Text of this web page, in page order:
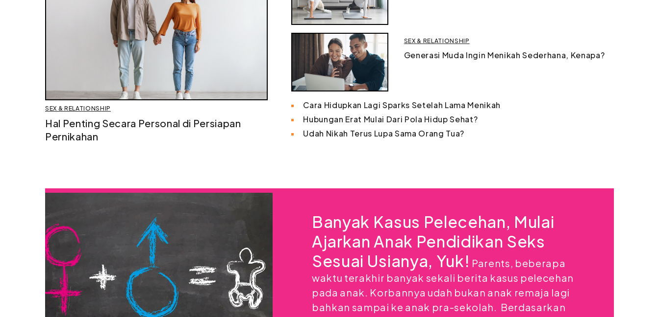
SEX & RELATIONSHIP
Hal Penting Secara Personal di Persiapan
Pernikahan
SEX & RELATIONSHIP
Generasi Muda Ingin Menikah Sederhana, Kenapa?
Cara Hidupkan Lagi Sparks Setelah Lama Menikah
Hubungan Erat Mulai Dari Pola Hidup Sehat?
Udah Nikah Terus Lupa Sama Orang Tua?
Banyak Kasus Pelecehan, Mulai
Ajarkan Anak Pendidikan Seks
Sesuai Usianya, Yuk! Parents, beberapa
waktu terakhir banyak sekali berita kasus pelecehan
pada anak. Korbannya udah bukan anak remaja lagi
bahkan sampai ke anak pra-sekolah. Berdasarkan